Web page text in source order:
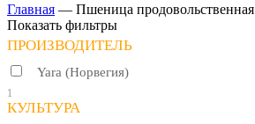
Главная — Пшеница продовольственная
Показать фильтры
ПРОИЗВОДИТЕЛЬ
Yara (Норвегия)
1
КУЛЬТУРА